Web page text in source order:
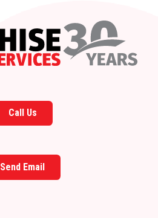
Call Us
Send Email